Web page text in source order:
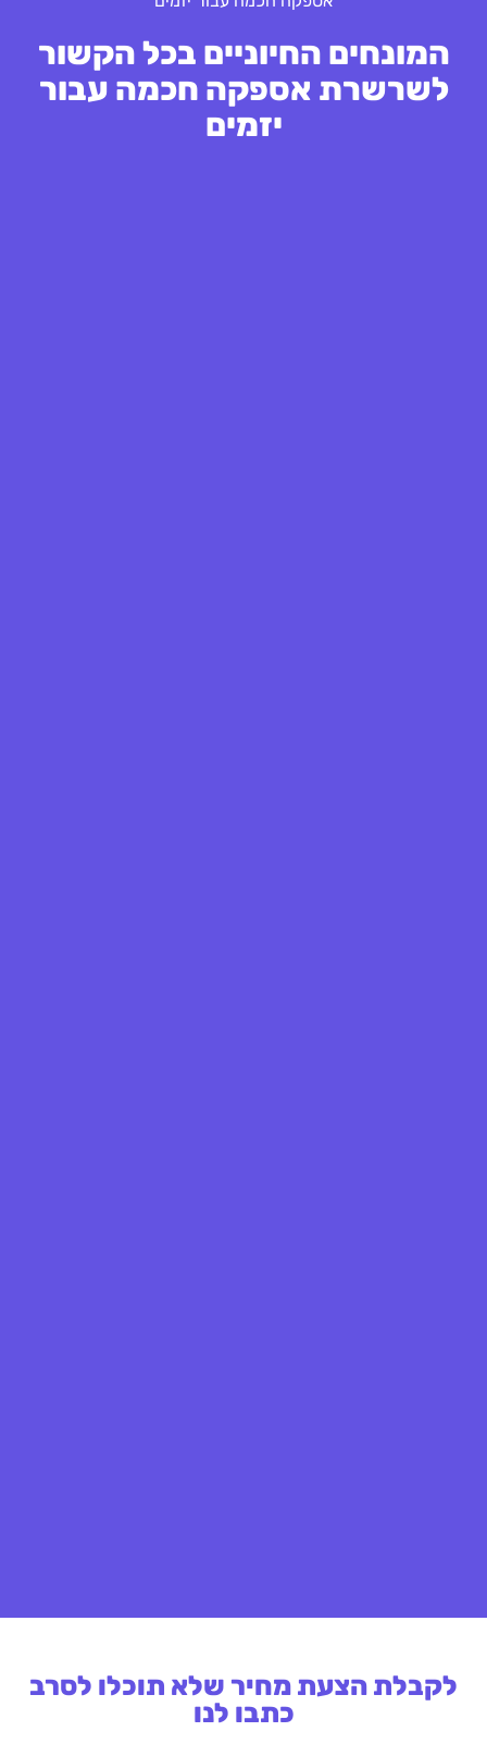
המונחים החיוניים בכל הקשור
לשרשרת אספקה חכמה עבור
יזמים
לקבלת הצעת מחיר שלא תוכלו לסרב
כתבו לנו